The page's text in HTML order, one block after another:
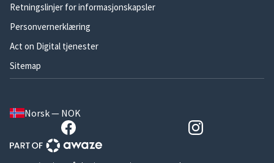
Retningslinjer for informasjonskapsler
Personvernerklæring
Act on Digital tjenester
Sitemap
Norsk — NOK